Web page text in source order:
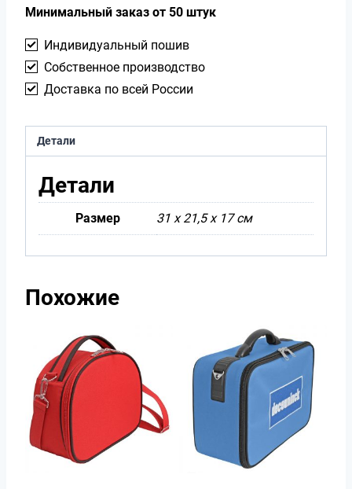
Минимальный заказ от 50 штук
Индивидуальный пошив
Собственное производство
Доставка по всей России
Детали
Детали
Размер 31 х 21,5 х 17 см
Похожие